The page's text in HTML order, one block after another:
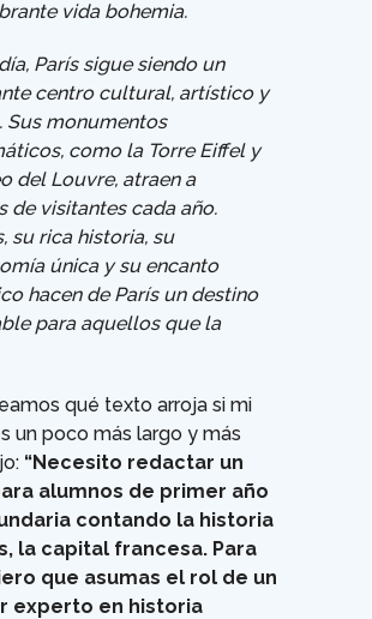
vida bohemia.
París sigue siendo un
centro cultural, artístico y
Sus monumentos
como la Torre Eiffel y
del Louvre, atraen a
de visitantes cada año.
su rica historia, su
única y su encanto
hacen de París un destino
para aquellos que la
qué texto arroja si mi
un poco más largo y más
“Necesito redactar un
alumnos de primer año
contando la historia
la capital francesa. Para
que asumas el rol de un
experto en historia